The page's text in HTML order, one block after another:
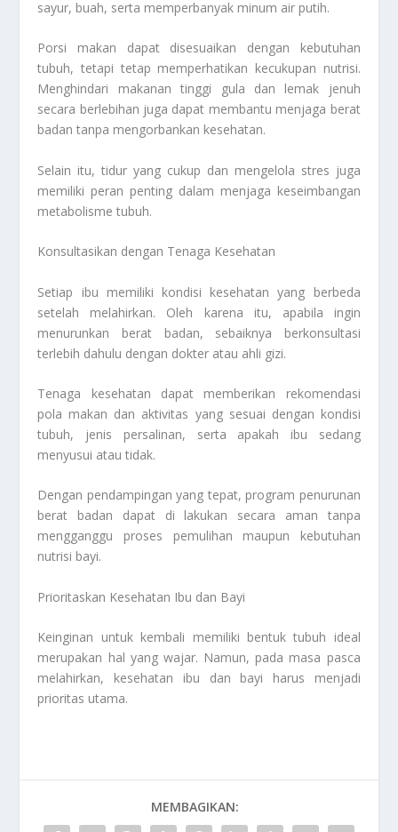
sayur, buah, serta memperbanyak minum air putih.
Porsi makan dapat disesuaikan dengan kebutuhan
tubuh, tetapi tetap memperhatikan kecukupan nutrisi.
Menghindari makanan tinggi gula dan lemak jenuh
secara berlebihan juga dapat membantu menjaga berat
badan tanpa mengorbankan kesehatan.
Selain itu, tidur yang cukup dan mengelola stres juga
memiliki peran penting dalam menjaga keseimbangan
metabolisme tubuh.
Konsultasikan dengan Tenaga Kesehatan
Setiap ibu memiliki kondisi kesehatan yang berbeda
setelah melahirkan. Oleh karena itu, apabila ingin
menurunkan berat badan, sebaiknya berkonsultasi
terlebih dahulu dengan dokter atau ahli gizi.
Tenaga kesehatan dapat memberikan rekomendasi
pola makan dan aktivitas yang sesuai dengan kondisi
tubuh, jenis persalinan, serta apakah ibu sedang
menyusui atau tidak.
Dengan pendampingan yang tepat, program penurunan
berat badan dapat di lakukan secara aman tanpa
mengganggu proses pemulihan maupun kebutuhan
nutrisi bayi.
Prioritaskan Kesehatan Ibu dan Bayi
Keinginan untuk kembali memiliki bentuk tubuh ideal
merupakan hal yang wajar. Namun, pada masa pasca
melahirkan, kesehatan ibu dan bayi harus menjadi
prioritas utama.
MEMBAGIKAN: